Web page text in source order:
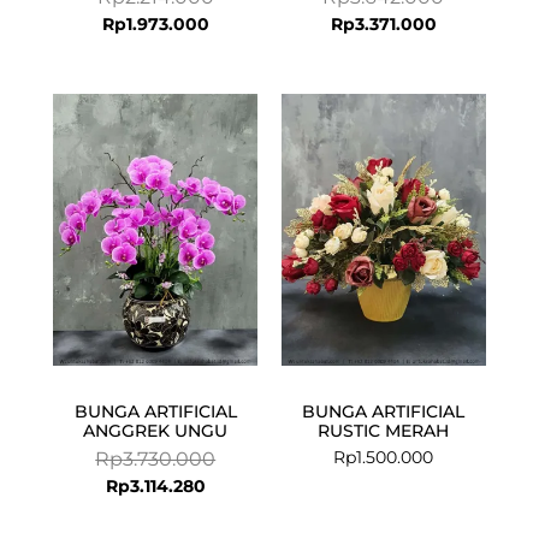
Rp1.973.000 Rp3.371.000
BUNGA ARTIFICIAL
ANGGREK UNGU
Rp3.730.000
Original
price
was:
Rp3.730.000.
Rp3.114.280
Current
price
is:
Rp3.114.280.
BUNGA ARTIFICIAL
RUSTIC MERAH
Rp1.500.000